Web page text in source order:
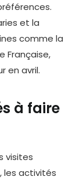
et la
comme la
Française,
en avril.
à faire
visites
les activités